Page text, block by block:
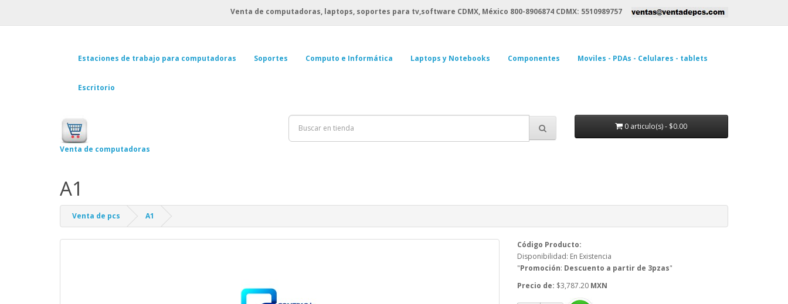
Venta de computadoras, laptops, soportes para tv,software CDMX, México 800-8906874 CDMX: 5510989757
Estaciones de trabajo para computadoras Soportes Computo e Informática Laptops y Notebooks Componentes Moviles - PDAs - Celulares - tablets
Escritorio
Venta de computadoras
0 articulo(s) - $0.00
A1
Venta de pcs A1
Código Producto:
Disponibilidad: En Existencia
"Promoción: Descuento a partir de 3pzas"
Precio de: $3,787.20 MXN